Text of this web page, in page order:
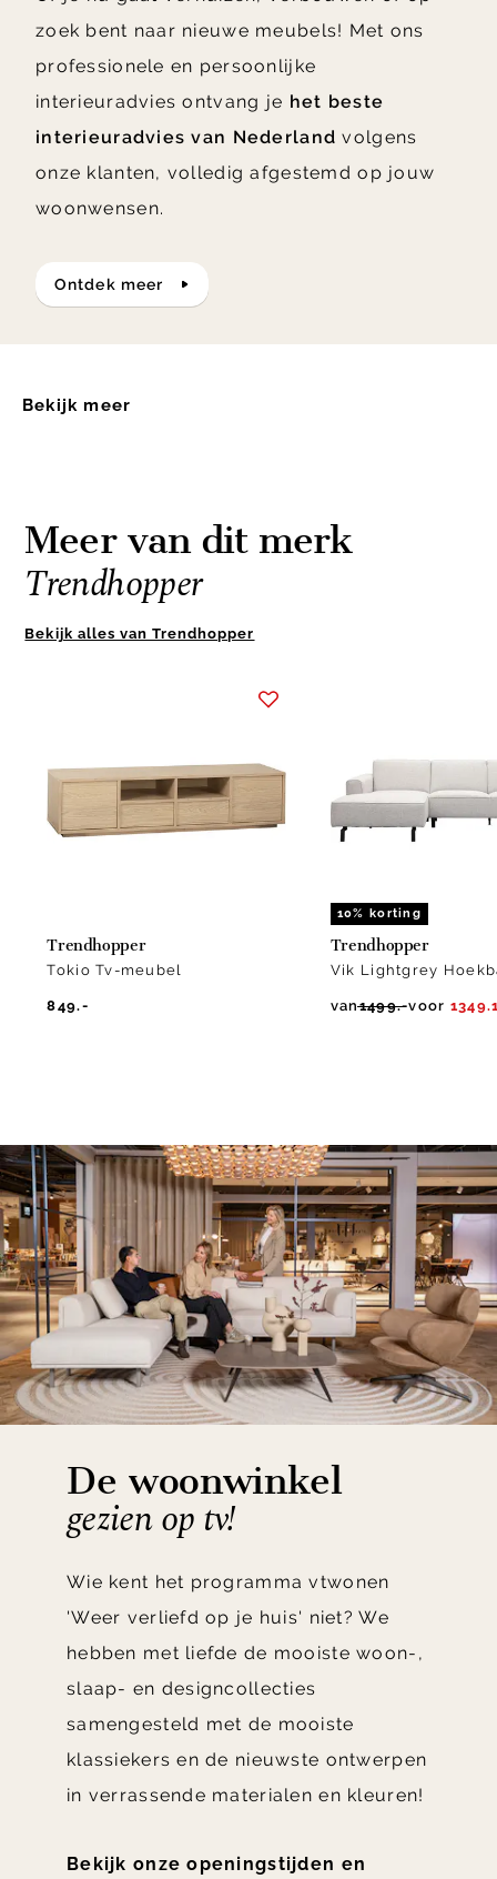
zoek bent naar nieuwe meubels! Met ons
professionele en persoonlijke
interieuradvies ontvang je het beste
interieuradvies van Nederland volgens
onze klanten, volledig afgestemd op jouw
woonwensen.
ontdek meer
Bekijk meer
Meer van dit merk
Trendhopper
Bekijk alles van Trendhopper
Trendhopper
Tokio Tv-meubel
849.-
10% korting
Trendhopper
Vik Lightgrey
van1499.-voor
De woonwinkel
gezien op tv!
Wie kent het programma vtwonen
'Weer verliefd op je huis' niet? We
hebben met liefde de mooiste woon-,
slaap- en designcollecties
samengesteld met de mooiste
klassiekers en de nieuwste ontwerpen
in verrassende materialen en kleuren!
Bekijk onze openingstijden en